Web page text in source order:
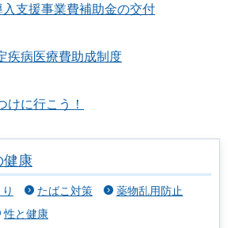
支援事業費補助金の交付
疾病医療費助成制度
けに行こう！
健康
たばこ対策
薬物乱用防止
性と健康